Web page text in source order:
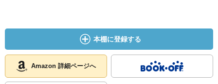
本棚に登録する
Amazon 詳細ページへ